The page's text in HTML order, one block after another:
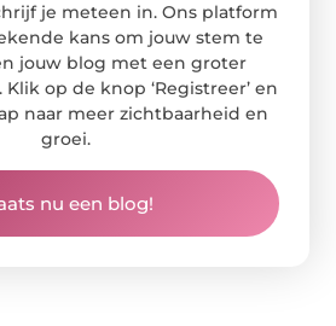
je meteen in. Ons platform
kans om jouw stem te
jouw blog met een groter
op de knop ‘Registreer’ en
naar meer zichtbaarheid en
groei.
nu een blog!